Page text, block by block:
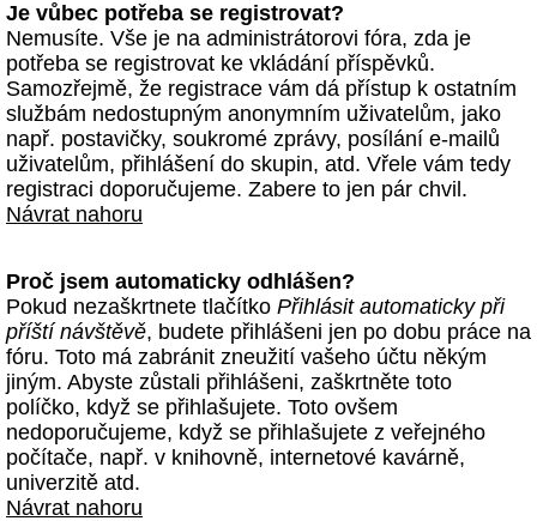
Je vůbec potřeba se registrovat?
Nemusíte. Vše je na administrátorovi fóra, zda je
potřeba se registrovat ke vkládání příspěvků.
Samozřejmě, že registrace vám dá přístup k ostatním
službám nedostupným anonymním uživatelům, jako
např. postavičky, soukromé zprávy, posílání e-mailů
uživatelům, přihlášení do skupin, atd. Vřele vám tedy
registraci doporučujeme. Zabere to jen pár chvil.
Návrat nahoru
Proč jsem automaticky odhlášen?
Pokud nezaškrtnete tlačítko Přihlásit automaticky při
příští návštěvě, budete přihlášeni jen po dobu práce na
fóru. Toto má zabránit zneužití vašeho účtu někým
jiným. Abyste zůstali přihlášeni, zaškrtněte toto
políčko, když se přihlašujete. Toto ovšem
nedoporučujeme, když se přihlašujete z veřejného
počítače, např. v knihovně, internetové kavárně,
univerzitě atd.
Návrat nahoru